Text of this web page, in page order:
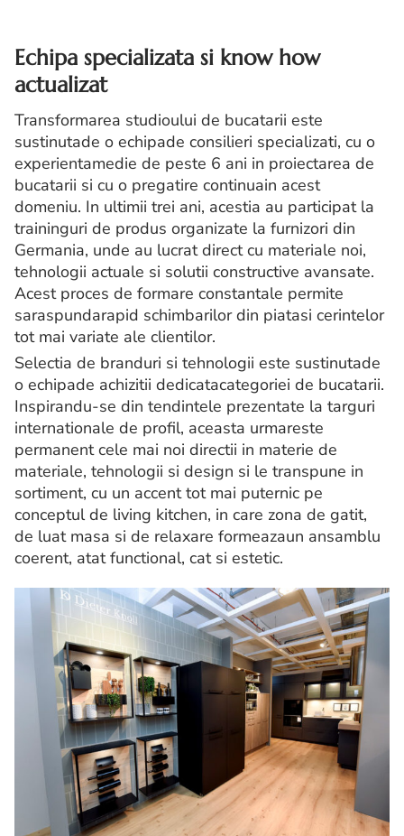
Echipa specializata si know how
actualizat
Transformarea studioului de bucatarii este
sustinutade o echipade consilieri specializati, cu o
experientamedie de peste 6 ani in proiectarea de
bucatarii si cu o pregatire continuain acest
domeniu. In ultimii trei ani, acestia au participat la
traininguri de produs organizate la furnizori din
Germania, unde au lucrat direct cu materiale noi,
tehnologii actuale si solutii constructive avansate.
Acest proces de formare constantale permite
saraspundarapid schimbarilor din piatasi cerintelor
tot mai variate ale clientilor.
Selectia de branduri si tehnologii este sustinutade
o echipade achizitii dedicatacategoriei de bucatarii.
Inspirandu-se din tendintele prezentate la targuri
internationale de profil, aceasta urmareste
permanent cele mai noi directii in materie de
materiale, tehnologii si design si le transpune in
sortiment, cu un accent tot mai puternic pe
conceptul de living kitchen, in care zona de gatit,
de luat masa si de relaxare formeazaun ansamblu
coerent, atat functional, cat si estetic.